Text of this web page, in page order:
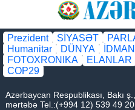
Prezident SİYASƏT
Humanitar
DÜNYA İDMAN
FOTOXRONIKA
ELANLAR
COP29
Azərbaycan Respublikası, Bakı
mərtəbə Tel.:(+994 12) 539 49